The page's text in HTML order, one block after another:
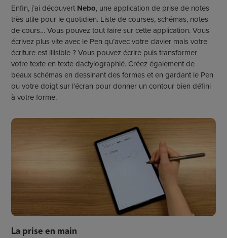
Enfin, j’ai découvert Nebo, une application de prise de notes
très utile pour le quotidien. Liste de courses, schémas, notes
de cours… Vous pouvez tout faire sur cette application. Vous
écrivez plus vite avec le Pen qu’avec votre clavier mais votre
écriture est illisible ? Vous pouvez écrire puis transformer
votre texte en texte dactylographié. Créez également de
beaux schémas en dessinant des formes et en gardant le Pen
ou votre doigt sur l’écran pour donner un contour bien défini
à votre forme.
La prise en main